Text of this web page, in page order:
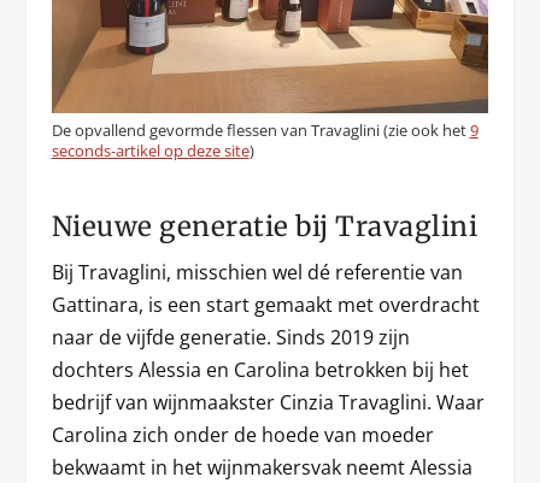
De opvallend gevormde flessen van Travaglini (zie ook het9
seconds-artikel op deze site)
Nieuwe generatie bij Travaglini
Bij Travaglini, misschien wel dé referentie van
Gattinara, is een start gemaakt met overdracht
naar de vijfde generatie. Sinds 2019 zijn
dochters Alessia en Carolina betrokken bij het
bedrijf van wijnmaakster Cinzia Travaglini. Waar
Carolina zich onder de hoede van moeder
bekwaamt in het wijnmakersvak neemt Alessia